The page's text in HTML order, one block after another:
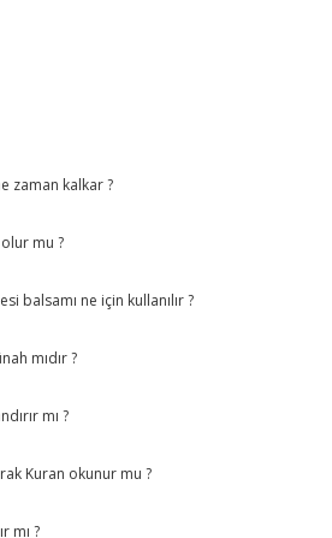
zaman kalkar ?
mu ?
balsamı ne için kullanılır ?
mıdır ?
mı ?
Kuran okunur mu ?
mı ?